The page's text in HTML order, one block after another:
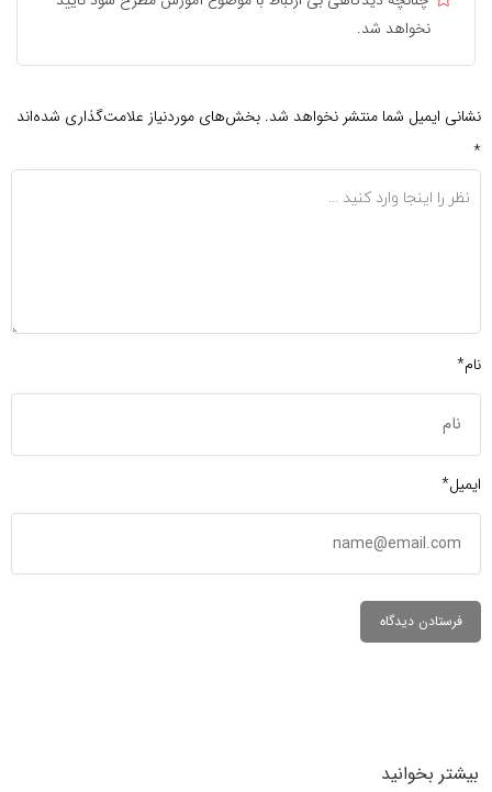
نخواهد شد.
نشانی ایمیل شما منتشر نخواهد شد. بخش‌های موردنیاز علامت‌گذاری شده‌اند
*
نام*
ایمیل*
بیشتر بخوانید